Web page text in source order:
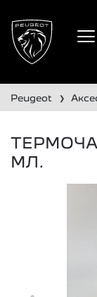
peugeot ❯
МЛ.